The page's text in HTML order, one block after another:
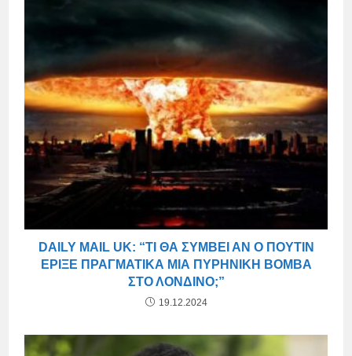
DAILY MAIL UK: “ΤΙ ΘΑ ΣΥΜΒΕΊ ΑΝ Ο ΠΟΎΤΙΝ
ΈΡΙΞΕ ΠΡΑΓΜΑΤΙΚΆ ΜΙΑ ΠΥΡΗΝΙΚΉ ΒΌΜΒΑ
ΣΤΟ ΛΟΝΔΊΝΟ;”
19.12.2024